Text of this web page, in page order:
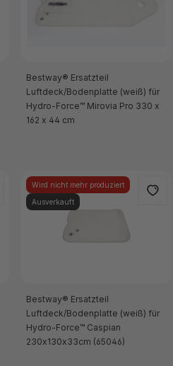
Bestway® Ersatzteil
Luftdeck/Bodenplatte (weiß) für
Hydro-Force™ Mirovia Pro 330 x
162 x 44 cm
Wird nicht mehr produziert
Ausverkauft
Bestway® Ersatzteil
Luftdeck/Bodenplatte (weiß) für
Hydro-Force™ Caspian
230x130x33cm (65046)